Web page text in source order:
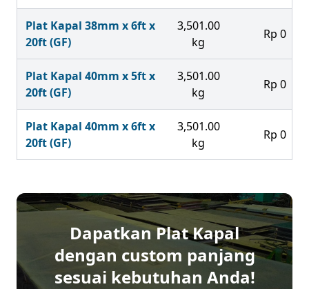
Plat Kapal 38mm x 6ft x
20ft (GF)
3,501.00
kg
Rp 0
Plat Kapal 40mm x 5ft x
20ft (GF)
3,501.00
kg
Rp 0
Plat Kapal 40mm x 6ft x
20ft (GF)
3,501.00
kg
Rp 0
Dapatkan Plat Kapal
dengan custom panjang
sesuai kebutuhan Anda!